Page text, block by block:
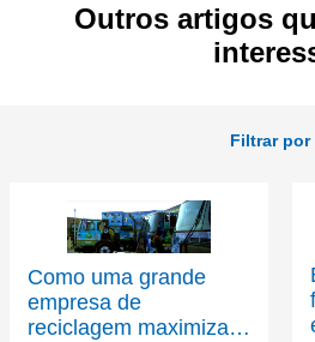
Outros artigos
Filtrar por
Como uma grande
empresa de
reciclagem maximiza o